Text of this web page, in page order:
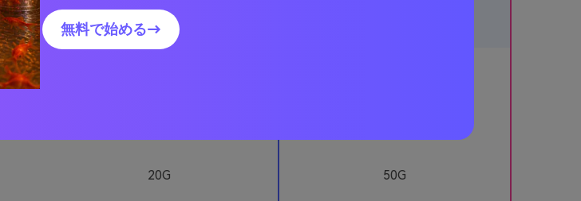
20G 50G
無料で始める→